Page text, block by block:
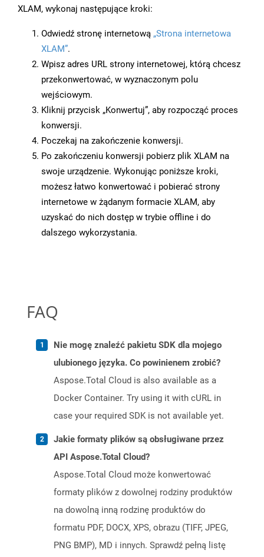
XLAM, wykonaj następujące kroki:
Odwiedź stronę internetową „Strona internetowa
XLAM”.
Wpisz adres URL strony internetowej, którą chcesz
przekonwertować, w wyznaczonym polu
wejściowym.
Kliknij przycisk „Konwertuj”, aby rozpocząć proces
konwersji.
Poczekaj na zakończenie konwersji.
Po zakończeniu konwersji pobierz plik XLAM na
swoje urządzenie. Wykonując poniższe kroki,
możesz łatwo konwertować i pobierać strony
internetowe w żądanym formacie XLAM, aby
uzyskać do nich dostęp w trybie offline i do
dalszego wykorzystania.
FAQ
Nie mogę znaleźć pakietu SDK dla mojego
ulubionego języka. Co powinienem zrobić?
Aspose.Total Cloud is also available as a
Docker Container. Try using it with cURL in
case your required SDK is not available yet.
Jakie formaty plików są obsługiwane przez
API Aspose.Total Cloud?
Aspose.Total Cloud może konwertować
formaty plików z dowolnej rodziny produktów
na dowolną inną rodzinę produktów do
formatu PDF, DOCX, XPS, obrazu (TIFF, JPEG,
PNG BMP), MD i innych. Sprawdź pełną listę